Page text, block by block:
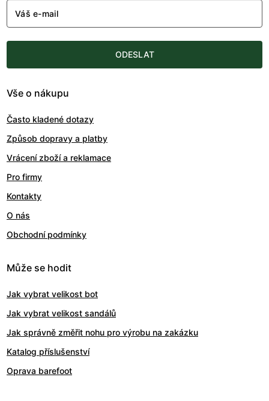
Váš e-mail
ODESLAT
Vše o nákupu
Často kladené dotazy
Způsob dopravy a platby
Vrácení zboží a reklamace
Pro firmy
Kontakty
O nás
Obchodní podmínky
Může se hodit
Jak vybrat velikost bot
Jak vybrat velikost sandálů
Jak správně změřit nohu pro výrobu na zakázku
Katalog příslušenství
Oprava barefoot